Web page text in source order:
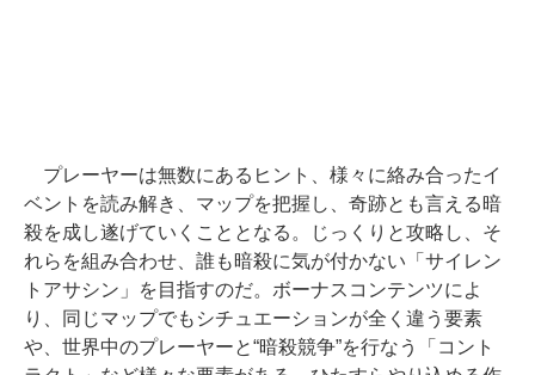
プレーヤーは無数にあるヒント、様々に絡み合ったイ
ベントを読み解き、マップを把握し、奇跡とも言える暗
殺を成し遂げていくこととなる。じっくりと攻略し、そ
れらを組み合わせ、誰も暗殺に気が付かない「サイレン
トアサシン」を目指すのだ。ボーナスコンテンツによ
り、同じマップでもシチュエーションが全く違う要素
や、世界中のプレーヤーと“暗殺競争”を行なう「コント